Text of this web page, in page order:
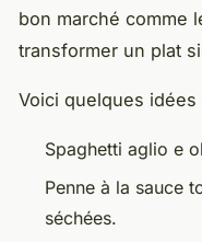
bon marché comme
transformer un plat
Voici quelques idées
Spaghetti aglio e
Penne à la sauce
séchées.